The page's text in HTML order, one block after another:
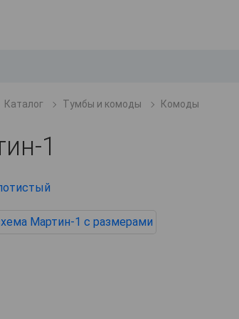
Каталог Тумбы и комоды Комоды
1